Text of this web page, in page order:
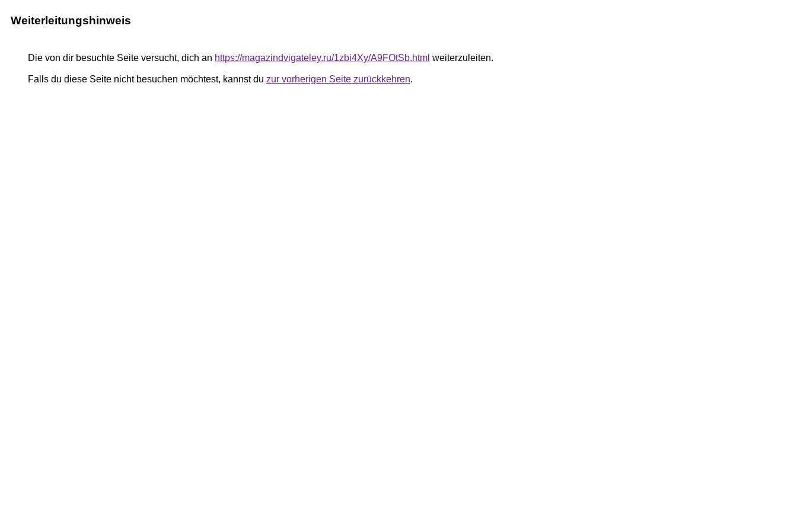
Weiterleitungshinweis
Die von dir besuchte Seite versucht, dich an https://magazindvigateley.ru/1zbi4Xy/A9FOtSb.html weiterzuleiten.
Falls du diese Seite nicht besuchen möchtest, kannst du zur vorherigen Seite zurückkehren.